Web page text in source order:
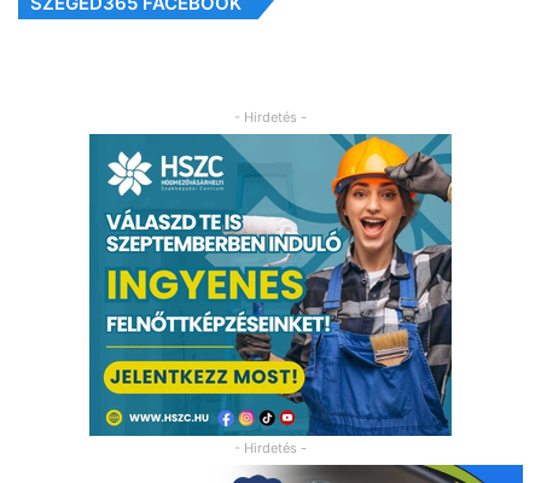
- Hirdetés -
- Hirdetés -